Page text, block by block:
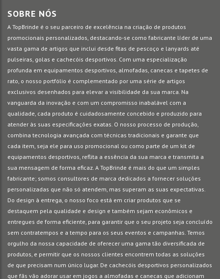
SOBRE NÓS
A TopBrinde é o seu parceiro de excelência na criação de produtos
promocionais personalizados, destacando-se como fabricante líder de uma
vasta gama de artigos que inclui desde fitas de pescoço e lanyards até
pulseiras, golas e cachecóis desportivos. Com uma especialização
profunda em equipamentos desportivos, almofadas, canecas e tapetes de
rato, o nosso portfólio é complementado por uma série de artigos
exclusivos desenhados para elevar a visibilidade da sua marca. Na
vanguarda da inovação e com um compromisso inabalável com a
qualidade, cada produto é cuidadosamente concebido e produzido para
atender às suas especificações exatas. O nosso processo de produção,
combina tecnologia avançada com técnicas tradicionais e garante que
cada item, seja ele para uso promocional ou como parte de um kit de
equipamentos desportivos, reflita a essência da sua marca e transmita a
sua mensagem de forma eficaz. A TopBrinde é mais do que um simples
fabricante; somos consultores de marca dedicados a fornecer soluções
personalizadas que não só atendem, mas superam as suas expectativas.
Do design à entrega, o nosso foco está em criar produtos que se
destaquem pela qualidade e design e também sejam econômicos e
entregues de forma eficiente, para garantir que o seu projeto seja concluído
sem contratempos e a tempo para os seus eventos e campanhas. Temos
orgulho da nossa capacidade de oferecer uma gama tão diversificada de
produtos, e permitir que os nossos clientes encontrem todas as soluções
de que precisam num único lugar. De cachecóis desportivos personalizados
que fãs vão adorar usar em jogos a almofadas e canecas que adicionam